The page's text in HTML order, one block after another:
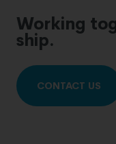
Working
ship.
CONTACT US